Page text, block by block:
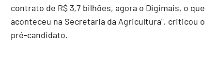
contrato de R$ 3,7 bilhões, agora o Digimais, o que
aconteceu na Secretaria da Agricultura", criticou o
pré-candidato.